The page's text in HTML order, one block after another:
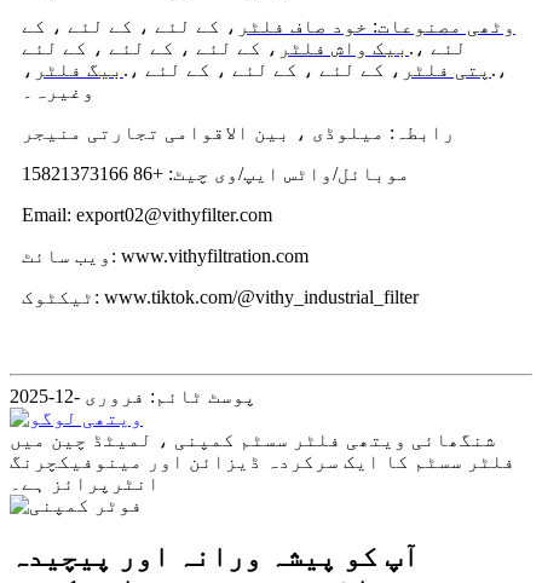
وٹھی مصنوعات: خود صاف فلٹر ، کے لئے ، کے لئے ، کے
لئے ،. بیک واش فلٹر ، کے لئے ، کے لئے ، کے لئے
،. پتی فلٹر ، کے لئے ، کے لئے ، کے لئے ،. بیگ فلٹر ،
وغیرہ۔
رابطہ: میلوڈی ، بین الاقوامی تجارتی منیجر
موبائل/واٹس ایپ/وی چیٹ: +86 15821373166
Email: export02@vithyfilter.com
ویب سائٹ: www.vithyfiltration.com
ٹیکٹوک: www.tiktok.com/@vithy_industrial_filter
پوسٹ ٹائم: فروری -12-2025
شنگھائی ویتھی فلٹر سسٹم کمپنی ، لمیٹڈ چین میں
فلٹر سسٹم کا ایک سرکردہ ڈیزائن اور مینوفیکچرنگ
انٹرپرائز ہے۔
آپ کو پیشہ ورانہ اور پیچیدہ